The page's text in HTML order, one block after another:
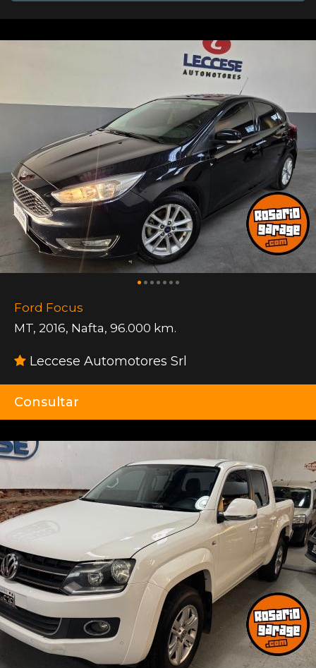
Ford Focus
MT, 2016, Nafta, 96.000 km.
Leccese Automotores Srl
Consultar